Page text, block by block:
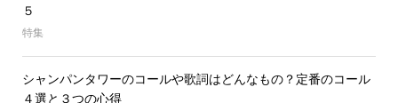
５
特集
シャンパンタワーのコールや歌詞はどんなもの？定番のコール
４選と３つの心得